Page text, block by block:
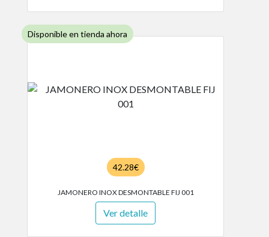
Disponible en tienda ahora
42.28€
JAMONERO INOX DESMONTABLE FIJ 001
Ver detalle